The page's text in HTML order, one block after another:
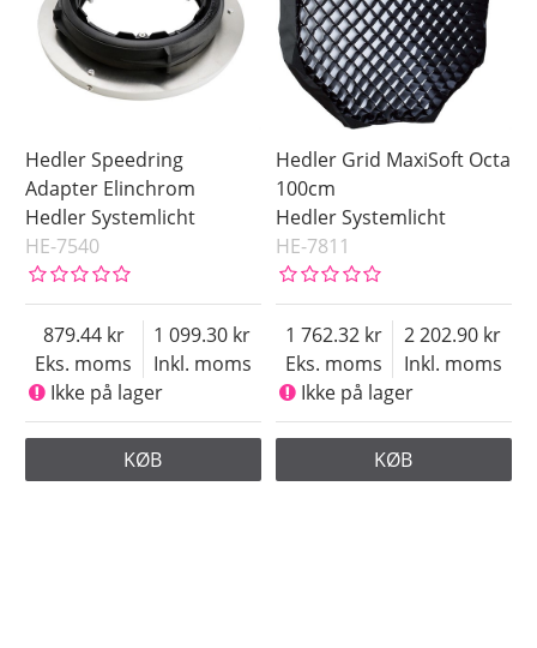
Hedler Speedring
Adapter Elinchrom
Hedler Systemlicht
HE-7540
Eks. moms
879.44
Inkl. moms
1 099.30
Ikke på lager
KØB
Hedler Grid MaxiSoft Octa
100cm
Hedler Systemlicht
HE-7811
Eks. moms
1 762.32
Inkl. moms
2 202.90
Ikke på lager
KØB